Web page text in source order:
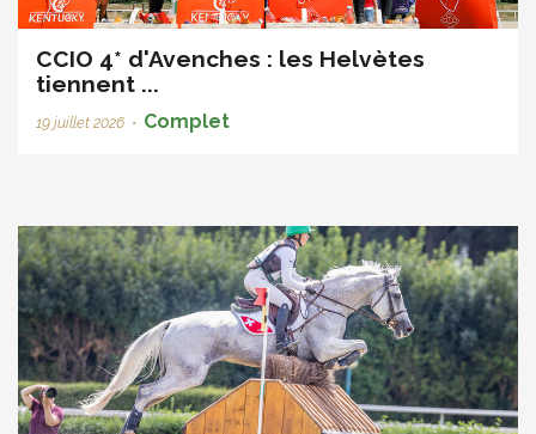
CCIO 4* d'Avenches : les Helvètes
tiennent ...
19 juillet 2026 • Complet